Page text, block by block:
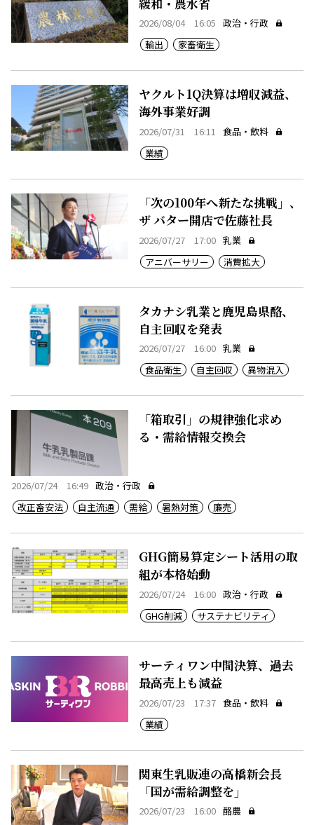
2026/08/04 16:05 政治・行政
輸出
家畜衛生
ヤクルト1Q決算は増収減益、
海外事業好調
2026/07/31 16:11 食品・飲料
業績
「次の100年へ新たな挑戦」、
ザ バター開店で佐藤社長
2026/07/27 17:00 乳業
アニバーサリー
消費拡大
タカナシ乳業と鹿児島県酪、
自主回収を発表
2026/07/27 16:00 乳業
食品衛生
自主回収 異物混入
「箱取引」の規律強化求め
る・需給情報交換会
2026/07/24 16:49 政治・行政
改正畜安法
自主流通 需給 暑熱対策 廉売
GHG簡易算定シート活用の取
組が本格始動
2026/07/24 16:00 政治・行政
GHG削減
サステナビリティ
サーティワン中間決算、過去
最高売上も減益
2026/07/23 17:37 食品・飲料
業績
関東生乳販連の高橋新会長
「国が需給調整を」
2026/07/23 16:00 酪農